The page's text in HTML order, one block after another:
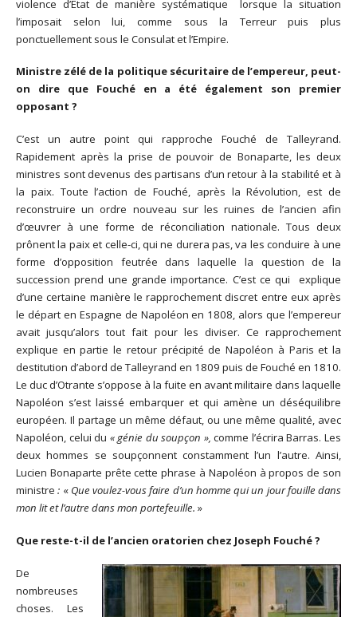
violence d’État de manière systématique lorsque la situation
l’imposait selon lui, comme sous la Terreur puis plus
ponctuellement sous le Consulat et l’Empire.
Ministre zélé de la politique sécuritaire de l’empereur, peut-
on dire que Fouché en a été également son premier
opposant ?
C’est un autre point qui rapproche Fouché de Talleyrand.
Rapidement après la prise de pouvoir de Bonaparte, les deux
ministres sont devenus des partisans d’un retour à la stabilité et à
la paix. Toute l’action de Fouché, après la Révolution, est de
reconstruire un ordre nouveau sur les ruines de l’ancien afin
d’œuvrer à une forme de réconciliation nationale. Tous deux
prônent la paix et celle-ci, qui ne durera pas, va les conduire à une
forme d’opposition feutrée dans laquelle la question de la
succession prend une grande importance. C’est ce qui explique
d’une certaine manière le rapprochement discret entre eux après
le départ en Espagne de Napoléon en 1808, alors que l’empereur
avait jusqu’alors tout fait pour les diviser. Ce rapprochement
explique en partie le retour précipité de Napoléon à Paris et la
destitution d’abord de Talleyrand en 1809 puis de Fouché en 1810.
Le duc d’Otrante s’oppose à la fuite en avant militaire dans laquelle
Napoléon s’est laissé embarquer et qui amène un déséquilibre
européen. Il partage un même défaut, ou une même qualité, avec
Napoléon, celui du « génie du soupçon »,comme l’écrira Barras. Les
deux hommes se soupçonnent constamment l’un l’autre. Ainsi,
Lucien Bonaparte prête cette phrase à Napoléon à propos de son
ministre: «Que voulez-vous faire d’un homme qui un jour fouille dans
mon lit et l’autre dans mon portefeuille. »
Que reste-t-il de l’ancien oratorien chez Joseph Fouché ?
De
nombreuses
choses. Les